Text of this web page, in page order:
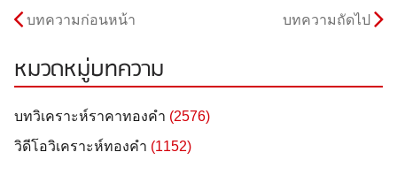
บทความก่อนหน้า บทความถัดไป
หมวดหมู่บทความ
บทวิเคราะห์ราคาทองคำ (2576)
วิดีโอวิเคราะห์ทองคำ (1152)